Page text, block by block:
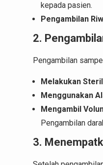
kepada pasien.
Pengambilan
2.
Pengambilan
Melakukan
Menggunakan
Mengambil
Pengambilan
3.